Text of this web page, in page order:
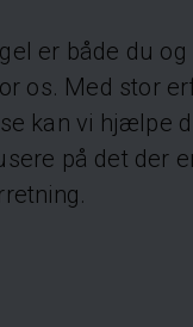
er både du
os. Med stor
kan vi hjælpe
på det der